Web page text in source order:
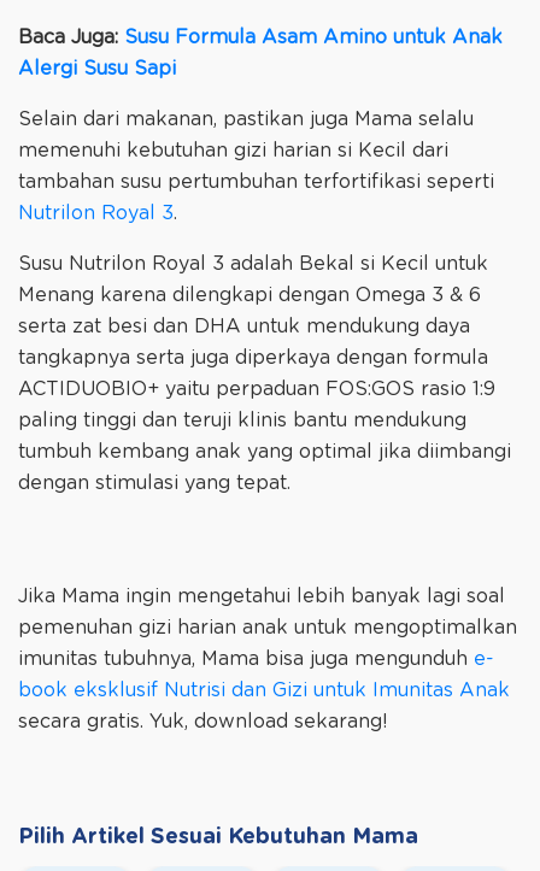
Baca Juga: Susu Formula Asam Amino untuk Anak
Alergi Susu Sapi
Selain dari makanan, pastikan juga Mama selalu
memenuhi kebutuhan gizi harian si Kecil dari
tambahan susu pertumbuhan terfortifikasi seperti
Nutrilon Royal 3.
Susu Nutrilon Royal 3 adalah Bekal si Kecil untuk
Menang karena dilengkapi dengan Omega 3 & 6
serta zat besi dan DHA untuk mendukung daya
tangkapnya serta juga diperkaya dengan formula
ACTIDUOBIO+ yaitu perpaduan FOS:GOS rasio 1:9
paling tinggi dan teruji klinis bantu mendukung
tumbuh kembang anak yang optimal jika diimbangi
dengan stimulasi yang tepat.
Jika Mama ingin mengetahui lebih banyak lagi soal
pemenuhan gizi harian anak untuk mengoptimalkan
imunitas tubuhnya, Mama bisa juga mengunduh e-
book eksklusif Nutrisi dan Gizi untuk Imunitas Anak
secara gratis. Yuk, download sekarang!
Pilih Artikel Sesuai Kebutuhan Mama